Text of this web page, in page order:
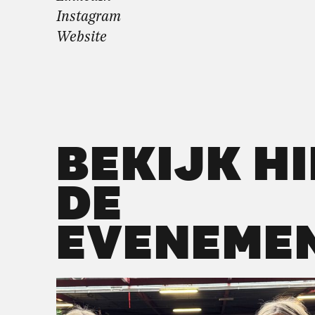
Instagram
Website
BEKIJK
DE